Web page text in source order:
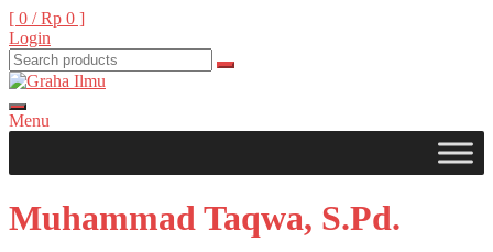
Skip
to
content
[ 0 /Rp 0 ]
Login
Graha Ilmu
Menu
Muhammad Taqwa, S.Pd.